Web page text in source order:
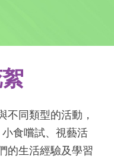
不同類型的活動，
食嚐試、視藝活
的生活經驗及學習